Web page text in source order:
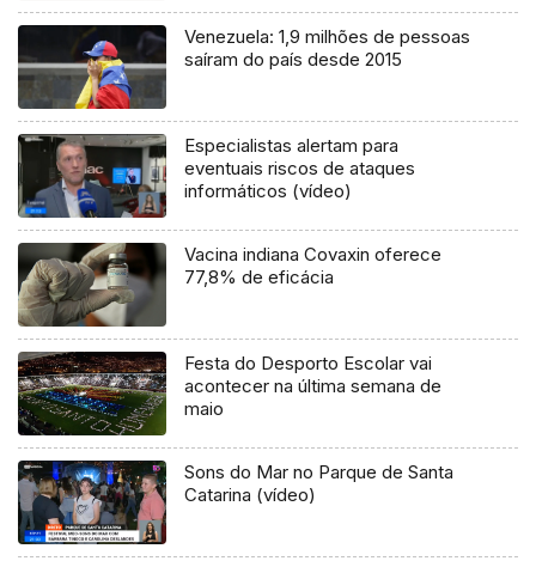
Venezuela: 1,9 milhões de pessoas
saíram do país desde 2015
Especialistas alertam para
eventuais riscos de ataques
informáticos (vídeo)
Vacina indiana Covaxin oferece
77,8% de eficácia
Festa do Desporto Escolar vai
acontecer na última semana de
maio
Sons do Mar no Parque de Santa
Catarina (vídeo)